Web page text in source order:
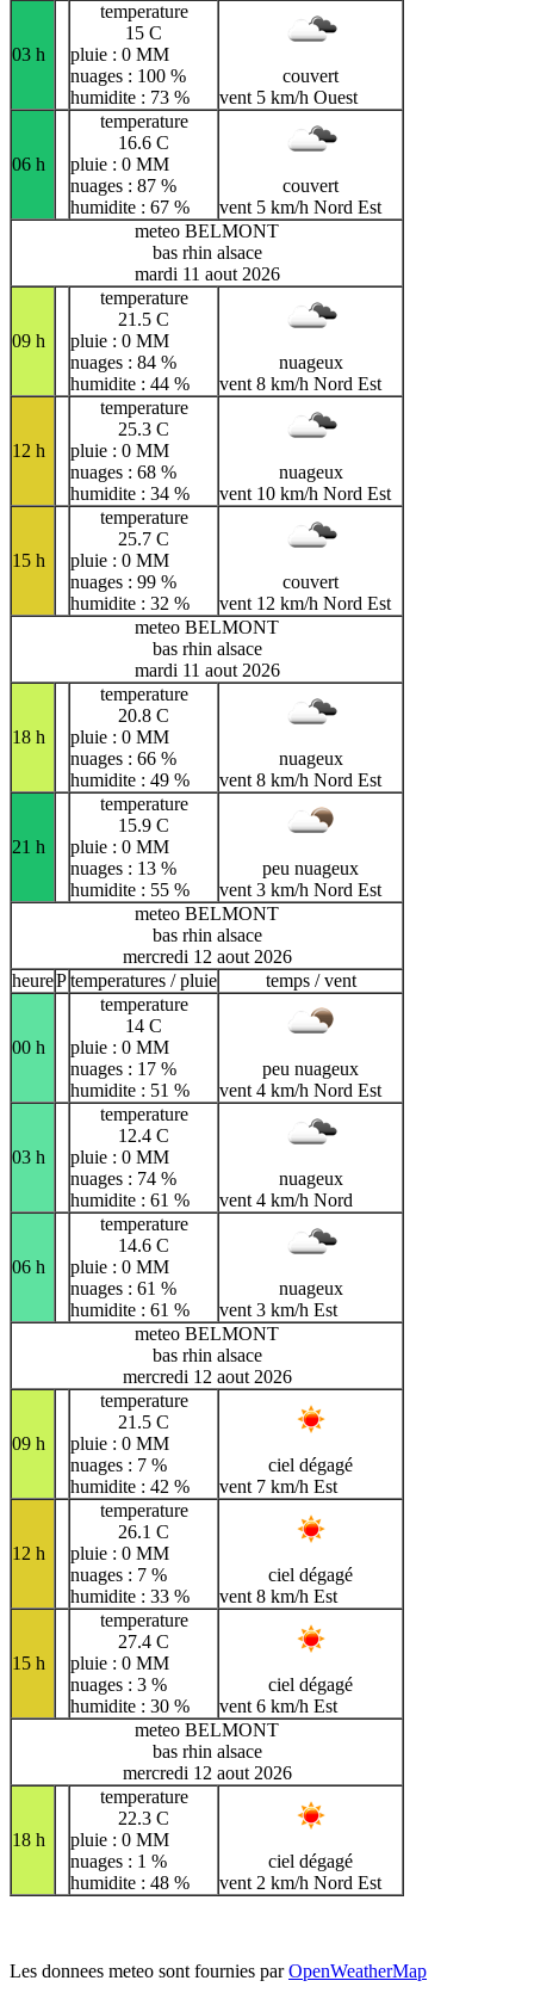
03 h
temperature
15 C
pluie : 0 MM
nuages : 100 %
humidite : 73 %
couvert
vent 5 km/h Ouest
06 h
temperature
16.6 C
pluie : 0 MM
nuages : 87 %
humidite : 67 %
couvert
vent 5 km/h Nord Est
meteo BELMONT
bas rhin alsace
mardi 11 aout 2026
09 h
temperature
21.5 C
pluie : 0 MM
nuages : 84 %
humidite : 44 %
nuageux
vent 8 km/h Nord Est
12 h
temperature
25.3 C
pluie : 0 MM
nuages : 68 %
humidite : 34 %
nuageux
vent 10 km/h Nord Est
15 h
temperature
25.7 C
pluie : 0 MM
nuages : 99 %
humidite : 32 %
couvert
vent 12 km/h Nord Est
meteo BELMONT
bas rhin alsace
mardi 11 aout 2026
18 h
temperature
20.8 C
pluie : 0 MM
nuages : 66 %
humidite : 49 %
nuageux
vent 8 km/h Nord Est
21 h
temperature
15.9 C
pluie : 0 MM
nuages : 13 %
humidite : 55 %
peu nuageux
vent 3 km/h Nord Est
meteo BELMONT
bas rhin alsace
mercredi 12 aout 2026
heurePtemperatures / pluie temps / vent
00 h
temperature
14 C
pluie : 0 MM
nuages : 17 %
humidite : 51 %
peu nuageux
vent 4 km/h Nord Est
03 h
temperature
12.4 C
pluie : 0 MM
nuages : 74 %
humidite : 61 %
nuageux
vent 4 km/h Nord
06 h
temperature
14.6 C
pluie : 0 MM
nuages : 61 %
humidite : 61 %
nuageux
vent 3 km/h Est
meteo BELMONT
bas rhin alsace
mercredi 12 aout 2026
09 h
temperature
21.5 C
pluie : 0 MM
nuages : 7 %
humidite : 42 %
ciel dégagé
vent 7 km/h Est
12 h
temperature
26.1 C
pluie : 0 MM
nuages : 7 %
humidite : 33 %
ciel dégagé
vent 8 km/h Est
15 h
temperature
27.4 C
pluie : 0 MM
nuages : 3 %
humidite : 30 %
ciel dégagé
vent 6 km/h Est
meteo BELMONT
bas rhin alsace
mercredi 12 aout 2026
18 h
temperature
22.3 C
pluie : 0 MM
nuages : 1 %
humidite : 48 %
ciel dégagé
vent 2 km/h Nord Est
Les donnees meteo sont fournies parOpenWeatherMap